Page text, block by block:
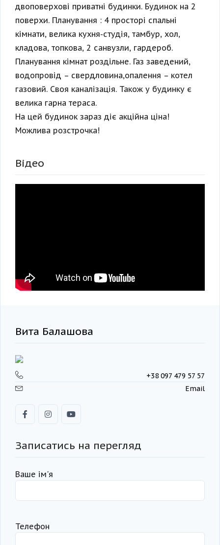
двоповерхові приватні будинки. Будинок на 2
поверхи. Планування : 4 просторі спальні
кімнати, велика кухня-студія, тамбур, хол,
кладова, топкова, 2 санвузли, гардероб.
Планування кімнат роздільне. Газ заведений,
водопровід – свердловина,опалення – котел
газовий. Своя каналізація. Також у будинку є
велика гарна тераса.
На цей будинок зараз діє акційна ціна!
Можлива розстрочка!
Відео
Вита Балашова
+38 097 479 57 57
Email
Записатись на перегляд
Ваше ім'я
Телефон